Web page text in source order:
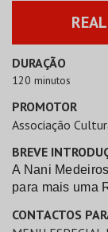
DURAÇÃO
120 minutos
PROMOTOR
Associação
BREVE
A Nani
para mais uma
CONTACTOS